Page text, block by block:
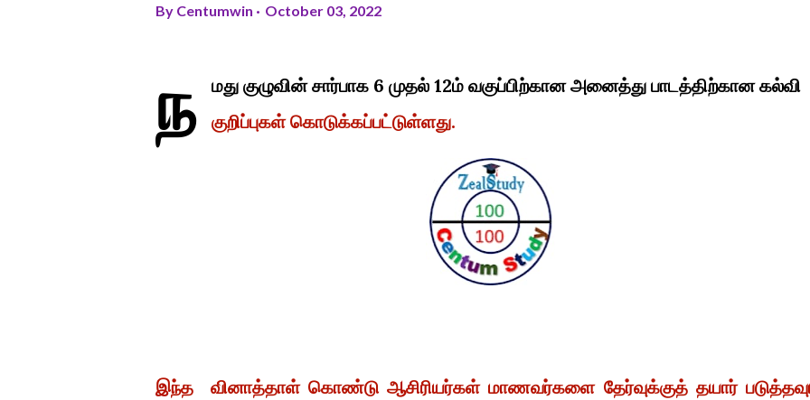
By Centumwin October 03, 2022
ந
மது குழுவின் சார்பாக 6 முதல் 12ம் வகுப்பிற்கான அனைத்து பாடத்திற்கான கல்வி
குறிப்புகள் கொடுக்கப்பட்டுள்ளது.
இந்த வினாத்தாள் கொண்டு ஆசிரியர்கள் மாணவர்களை தேர்வுக்குத் தயார்